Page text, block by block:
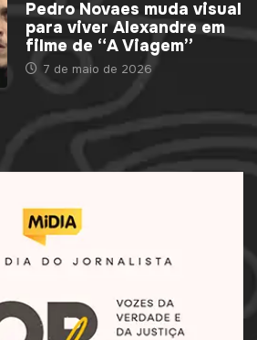
Pedro Novaes muda visual
para viver Alexandre em
filme de “A Viagem”
7 de maio de 2026